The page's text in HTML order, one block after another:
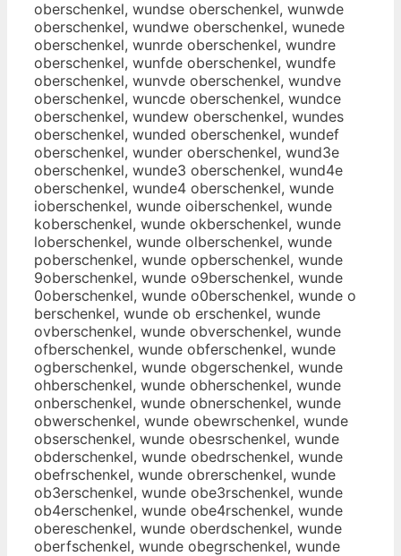
oberschenkel, wundse oberschenkel, wunwde
oberschenkel, wundwe oberschenkel, wunede
oberschenkel, wunrde oberschenkel, wundre
oberschenkel, wunfde oberschenkel, wundfe
oberschenkel, wunvde oberschenkel, wundve
oberschenkel, wuncde oberschenkel, wundce
oberschenkel, wundew oberschenkel, wundes
oberschenkel, wunded oberschenkel, wundef
oberschenkel, wunder oberschenkel, wund3e
oberschenkel, wunde3 oberschenkel, wund4e
oberschenkel, wunde4 oberschenkel, wunde
ioberschenkel, wunde oiberschenkel, wunde
koberschenkel, wunde okberschenkel, wunde
loberschenkel, wunde olberschenkel, wunde
poberschenkel, wunde opberschenkel, wunde
9oberschenkel, wunde o9berschenkel, wunde
0oberschenkel, wunde o0berschenkel, wunde o
berschenkel, wunde ob erschenkel, wunde
ovberschenkel, wunde obverschenkel, wunde
ofberschenkel, wunde obferschenkel, wunde
ogberschenkel, wunde obgerschenkel, wunde
ohberschenkel, wunde obherschenkel, wunde
onberschenkel, wunde obnerschenkel, wunde
obwerschenkel, wunde obewrschenkel, wunde
obserschenkel, wunde obesrschenkel, wunde
obderschenkel, wunde obedrschenkel, wunde
obefrschenkel, wunde obrerschenkel, wunde
ob3erschenkel, wunde obe3rschenkel, wunde
ob4erschenkel, wunde obe4rschenkel, wunde
obereschenkel, wunde oberdschenkel, wunde
oberfschenkel, wunde obegrschenkel, wunde